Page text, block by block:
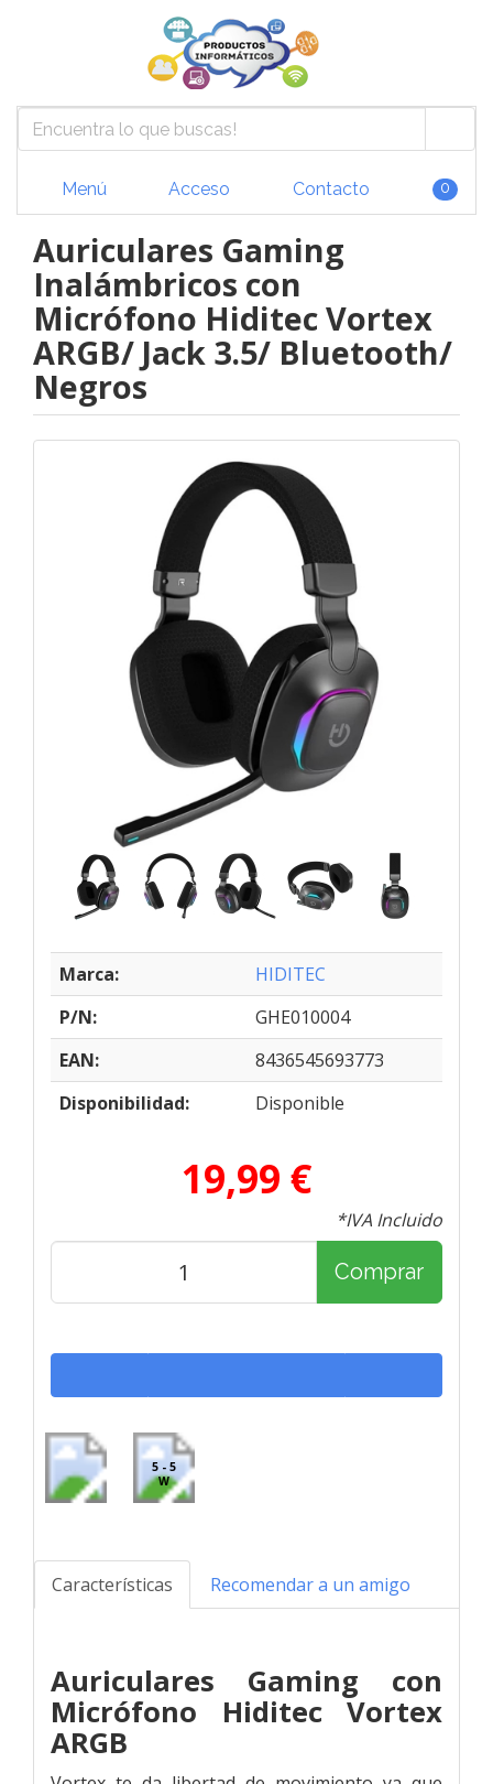
Menú Acceso Contacto 0
Auriculares Gaming
Inalámbricos con
Micrófono Hiditec Vortex
ARGB/ Jack 3.5/ Bluetooth/
Negros
Marca:
HIDITEC
P/N:
GHE010004
EAN:
8436545693773
Disponibilidad:
Disponible
19,99 €
*IVA Incluido
Comprar
5 - 5
W
Características Recomendar a un amigo
Auriculares Gaming con
Micrófono Hiditec Vortex
ARGB